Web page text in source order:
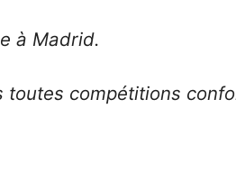
à Madrid.
compétitions